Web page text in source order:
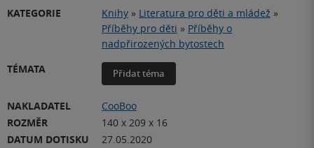
KATEGORIE
Knihy » Literatura pro děti a mládež »
Příběhy pro děti » Příběhy o
nadpřirozených bytostech
TÉMATA
Přidat téma
NAKLADATEL
CooBoo
ROZMĚR
140 x 209 x 16
DATUM DOTISKU
27.05.2020